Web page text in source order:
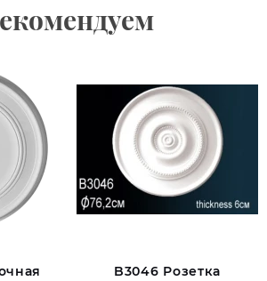
B3046 Розетка